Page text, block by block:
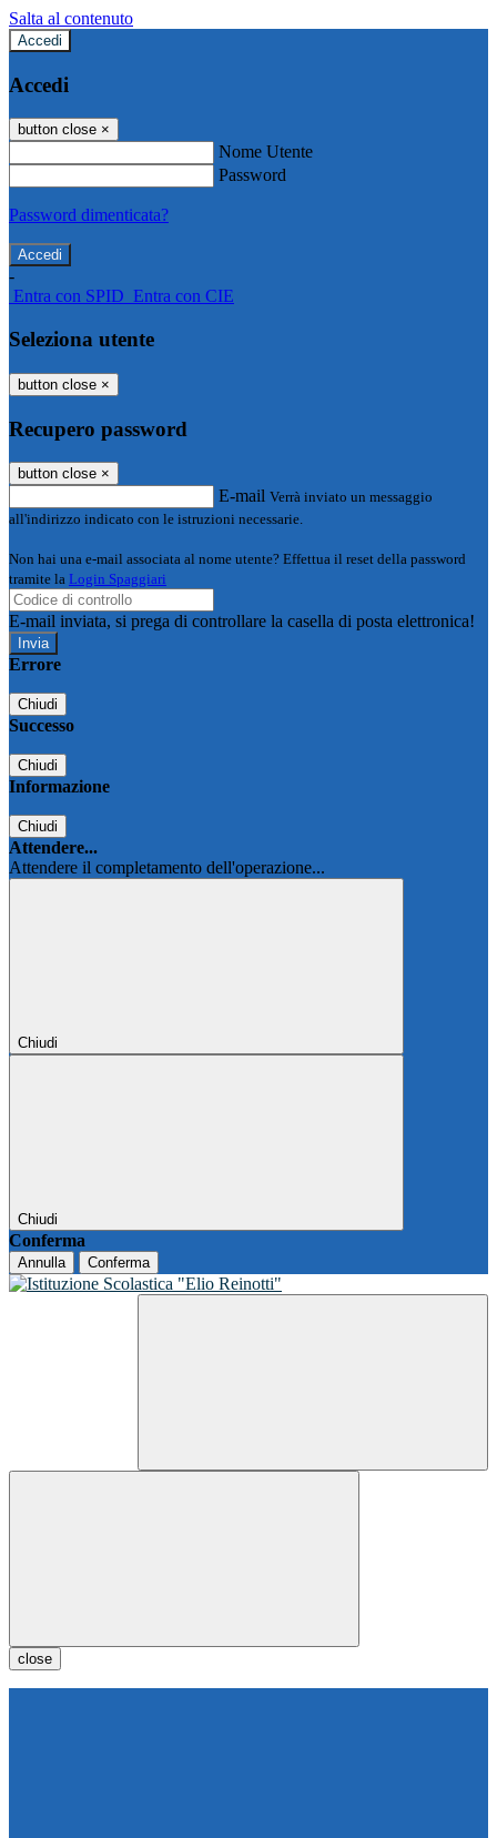
Salta al contenuto
Accedi
Accedi
button close ×
Nome Utente
Password
Password dimenticata?
-
Entra con SPID Entra con CIE
Seleziona utente
button close ×
Recupero password
button close ×
E-mail Verrà inviato un messaggio
all'indirizzo indicato con le istruzioni necessarie.
Non hai una e-mail associata al nome utente? Effettua il reset della password
tramite la Login Spaggiari
E-mail inviata, si prega di controllare la casella di posta elettronica!
Errore
Chiudi
Successo
Chiudi
Informazione
Chiudi
Attendere...
Attendere il completamento dell'operazione...
Chiudi
Chiudi
Conferma
Annulla Conferma
close